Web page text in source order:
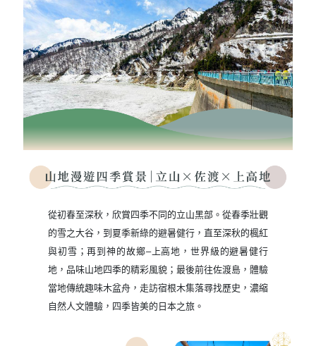
從初春至深秋，欣賞四季不同的立山黑部。從春季壯觀
的雪之大谷，到夏季新綠的避暑健行，直至深秋的楓紅
與初雪；再到神的故鄉–上高地，世界級的避暑健行
地，品味山地四季的精彩風貌；最後前往佐渡島，體驗
當地傳統趣味木盆舟，走訪宿根木集落尋找歷史，濃縮
自然人文體驗，四季皆美的日本之旅。